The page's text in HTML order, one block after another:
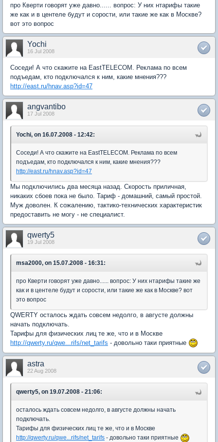
про Кверти говорят уже давно...... вопрос: У них нтарифы такие
же как и в центеле будут и сорости, или такие же как в Москве?
вот это вопрос
Yochi
16 Jul 2008
Соседи! А что скажите на EastTELECOM. Реклама по всем
подъедам, кто подключался к ним, какие мнения???
http://east.ru/hnav.asp?id=47
angvantibo
17 Jul 2008
Yochi, on 16.07.2008 - 12:42:
Соседи! А что скажите на EastTELECOM. Реклама по всем
подъедам, кто подключался к ним, какие мнения???
http://east.ru/hnav.asp?id=47
Мы подключились два месяца назад. Скорость приличная,
никаких сбоев пока не было. Тариф - домашний, самый простой.
Муж доволен. К сожалению, тактико-технических характеристик
предоставить не могу - не специалист.
qwerty5
19 Jul 2008
msa2000, on 15.07.2008 - 16:31:
про Кверти говорят уже давно...... вопрос: У них нтарифы такие же
как и в центеле будут и сорости, или такие же как в Москве? вот
это вопрос
QWERTY осталось ждать совсем недолго, в августе должны
начать подключать.
Тарифы для физических лиц те же, что и в Москве
http://qwerty.ru/qwe...rifs/net_tarifs - довольно таки приятные
astra
22 Aug 2008
qwerty5, on 19.07.2008 - 21:06:
осталось ждать совсем недолго, в августе должны начать
подключать.
Тарифы для физических лиц те же, что и в Москве
http://qwerty.ru/qwe...rifs/net_tarifs - довольно таки приятные